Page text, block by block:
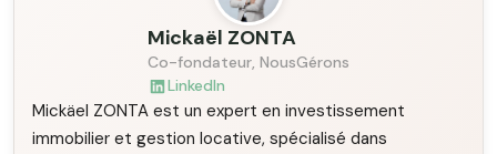
Mickaël ZONTA
Co-fondateur, NousGérons
LinkedIn
Mickäel ZONTA est un expert en investissement
immobilier et gestion locative, spécialisé dans